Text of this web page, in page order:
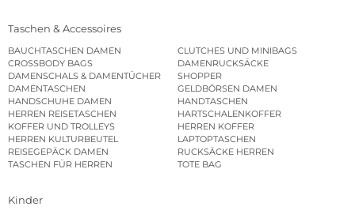
Taschen & Accessoires
BAUCHTASCHEN DAMEN
CLUTCHES UND MINIBAGS
CROSSBODY BAGS
DAMENRUCKSÄCKE
DAMENSCHALS & DAMENTÜCHER
SHOPPER
DAMENTASCHEN
GELDBÖRSEN DAMEN
HANDSCHUHE DAMEN
HANDTASCHEN
HERREN REISETASCHEN
HARTSCHALENKOFFER
KOFFER UND TROLLEYS
HERREN KOFFER
HERREN KULTURBEUTEL
LAPTOPTASCHEN
REISEGEPÄCK DAMEN
RUCKSÄCKE HERREN
TASCHEN FÜR HERREN
TOTE BAG
Kinder